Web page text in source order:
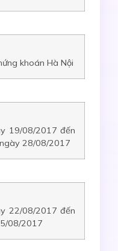
khoán Hà Nội
19/08/2017 đến
28/08/2017
22/08/2017 đến
08/2017